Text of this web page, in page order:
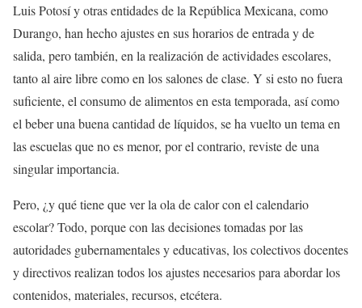
Luis Potosí y otras entidades de la República Mexicana, como
Durango, han hecho ajustes en sus horarios de entrada y de
salida, pero también, en la realización de actividades escolares,
tanto al aire libre como en los salones de clase. Y si esto no fuera
suficiente, el consumo de alimentos en esta temporada, así como
el beber una buena cantidad de líquidos, se ha vuelto un tema en
las escuelas que no es menor, por el contrario, reviste de una
singular importancia.
Pero, ¿y qué tiene que ver la ola de calor con el calendario
escolar? Todo, porque con las decisiones tomadas por las
autoridades gubernamentales y educativas, los colectivos docentes
y directivos realizan todos los ajustes necesarios para abordar los
contenidos, materiales, recursos, etcétera.